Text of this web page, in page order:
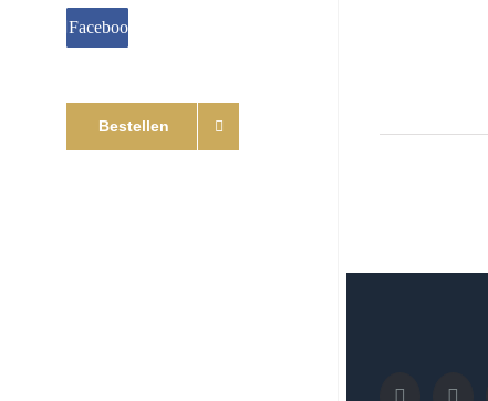
Facebook
Bestellen